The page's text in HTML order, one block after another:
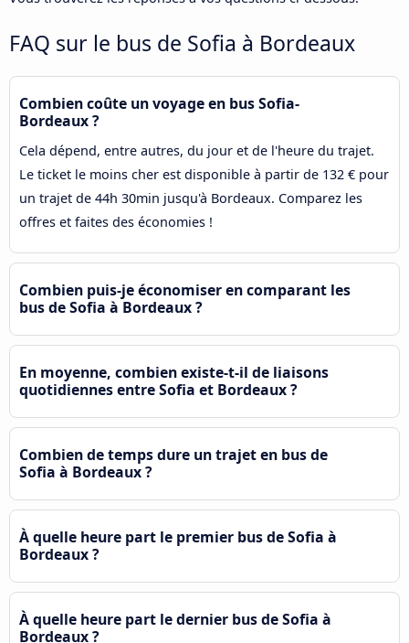
FAQ sur le bus de Sofia à Bordeaux
Combien coûte un voyage en bus Sofia-
Bordeaux ?
Cela dépend, entre autres, du jour et de l'heure du trajet.
Le ticket le moins cher est disponible à partir de 132 € pour
un trajet de 44h 30min jusqu'à Bordeaux. Comparez les
offres et faites des économies !
Combien puis-je économiser en comparant les
bus de Sofia à Bordeaux ?
En moyenne, combien existe-t-il de liaisons
quotidiennes entre Sofia et Bordeaux ?
Combien de temps dure un trajet en bus de
Sofia à Bordeaux ?
À quelle heure part le premier bus de Sofia à
Bordeaux ?
À quelle heure part le dernier bus de Sofia à
Bordeaux ?